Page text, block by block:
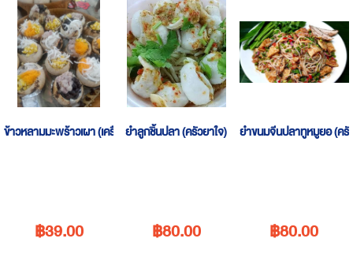
ข้าวหลามมะพร้าวเผา (เครือข่ายวิสาหกิจชุมชนตลาดพุงกาง)
฿39.00
ยำลูกชิ้นปลา (ครัวยาใจ)
฿80.00
ยำขนมจีนปลาทูหมูยอ (ครั
฿80.00